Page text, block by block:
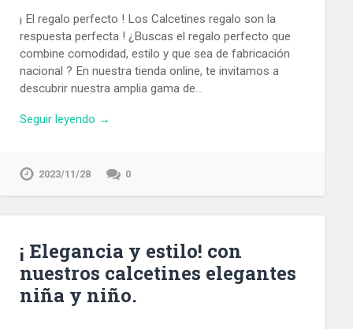
¡ El regalo perfecto ! Los Calcetines regalo son la
respuesta perfecta ! ¿Buscas el regalo perfecto que
combine comodidad, estilo y que sea de fabricación
nacional ? En nuestra tienda online, te invitamos a
descubrir nuestra amplia gama de…
Seguir leyendo →
2023/11/28 0
¡ Elegancia y estilo! con
nuestros calcetines elegantes
niña y niño.